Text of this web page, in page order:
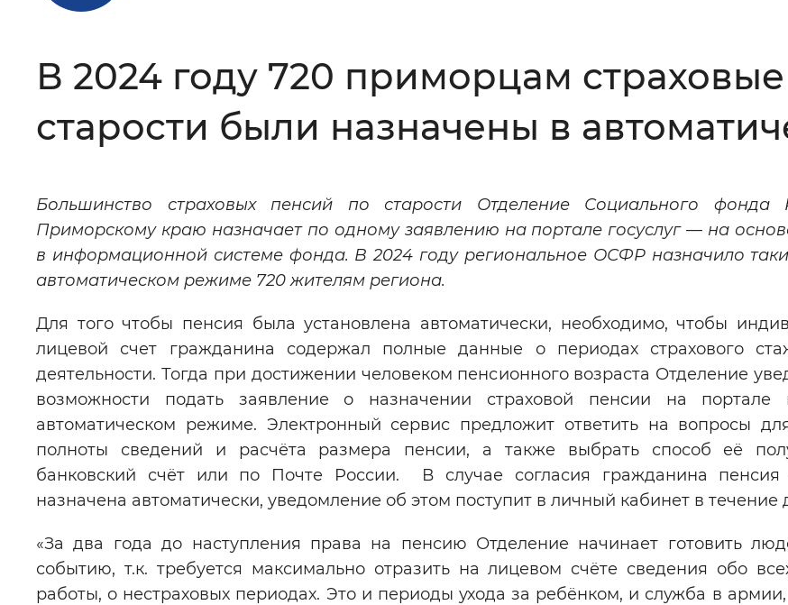
Цвет сайта Монохромный Инверсивный монохромный
Изображения: Включены Выключены
Звуковой ассистент: Воспроизвести
Вернуть стандартные настройки
В 2024 году 720 приморцам
старости были назначены в
Большинство страховых пенсий по старости Отделение Социального фонда
Приморскому краю назначает по одному заявлению на портале госуслуг— на
в информационной системе фонда. В 2024 году региональное ОСФР назначило
автоматическом режиме 720 жителям региона.
Для того чтобы пенсия была установлена автоматически, необходимо, чтобы
лицевой счет гражданина содержал полные данные о периодах страхового
деятельности. Тогда при достижении человеком пенсионного возраста Отделение
возможности подать заявление о назначении страховой пенсии на портале
автоматическом режиме. Электронный сервис предложит ответить на вопросы
полноты сведений и расчёта размера пенсии, а также выбрать способ её
банковский счёт или по Почте России. В случае согласия гражданина
назначена автоматически, уведомление об этом поступит в личный кабинет в течение
«За два года до наступления права на пенсию Отделение начинает готовить
событию, т.к. требуется максимально отразить на лицевом счёте сведения обо
работы, о нестраховых периодах. Это и периоды ухода за ребёнком, и служба в